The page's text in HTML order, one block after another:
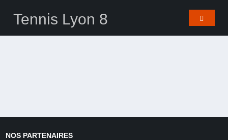
Tennis Lyon 8
NOS PARTENAIRES